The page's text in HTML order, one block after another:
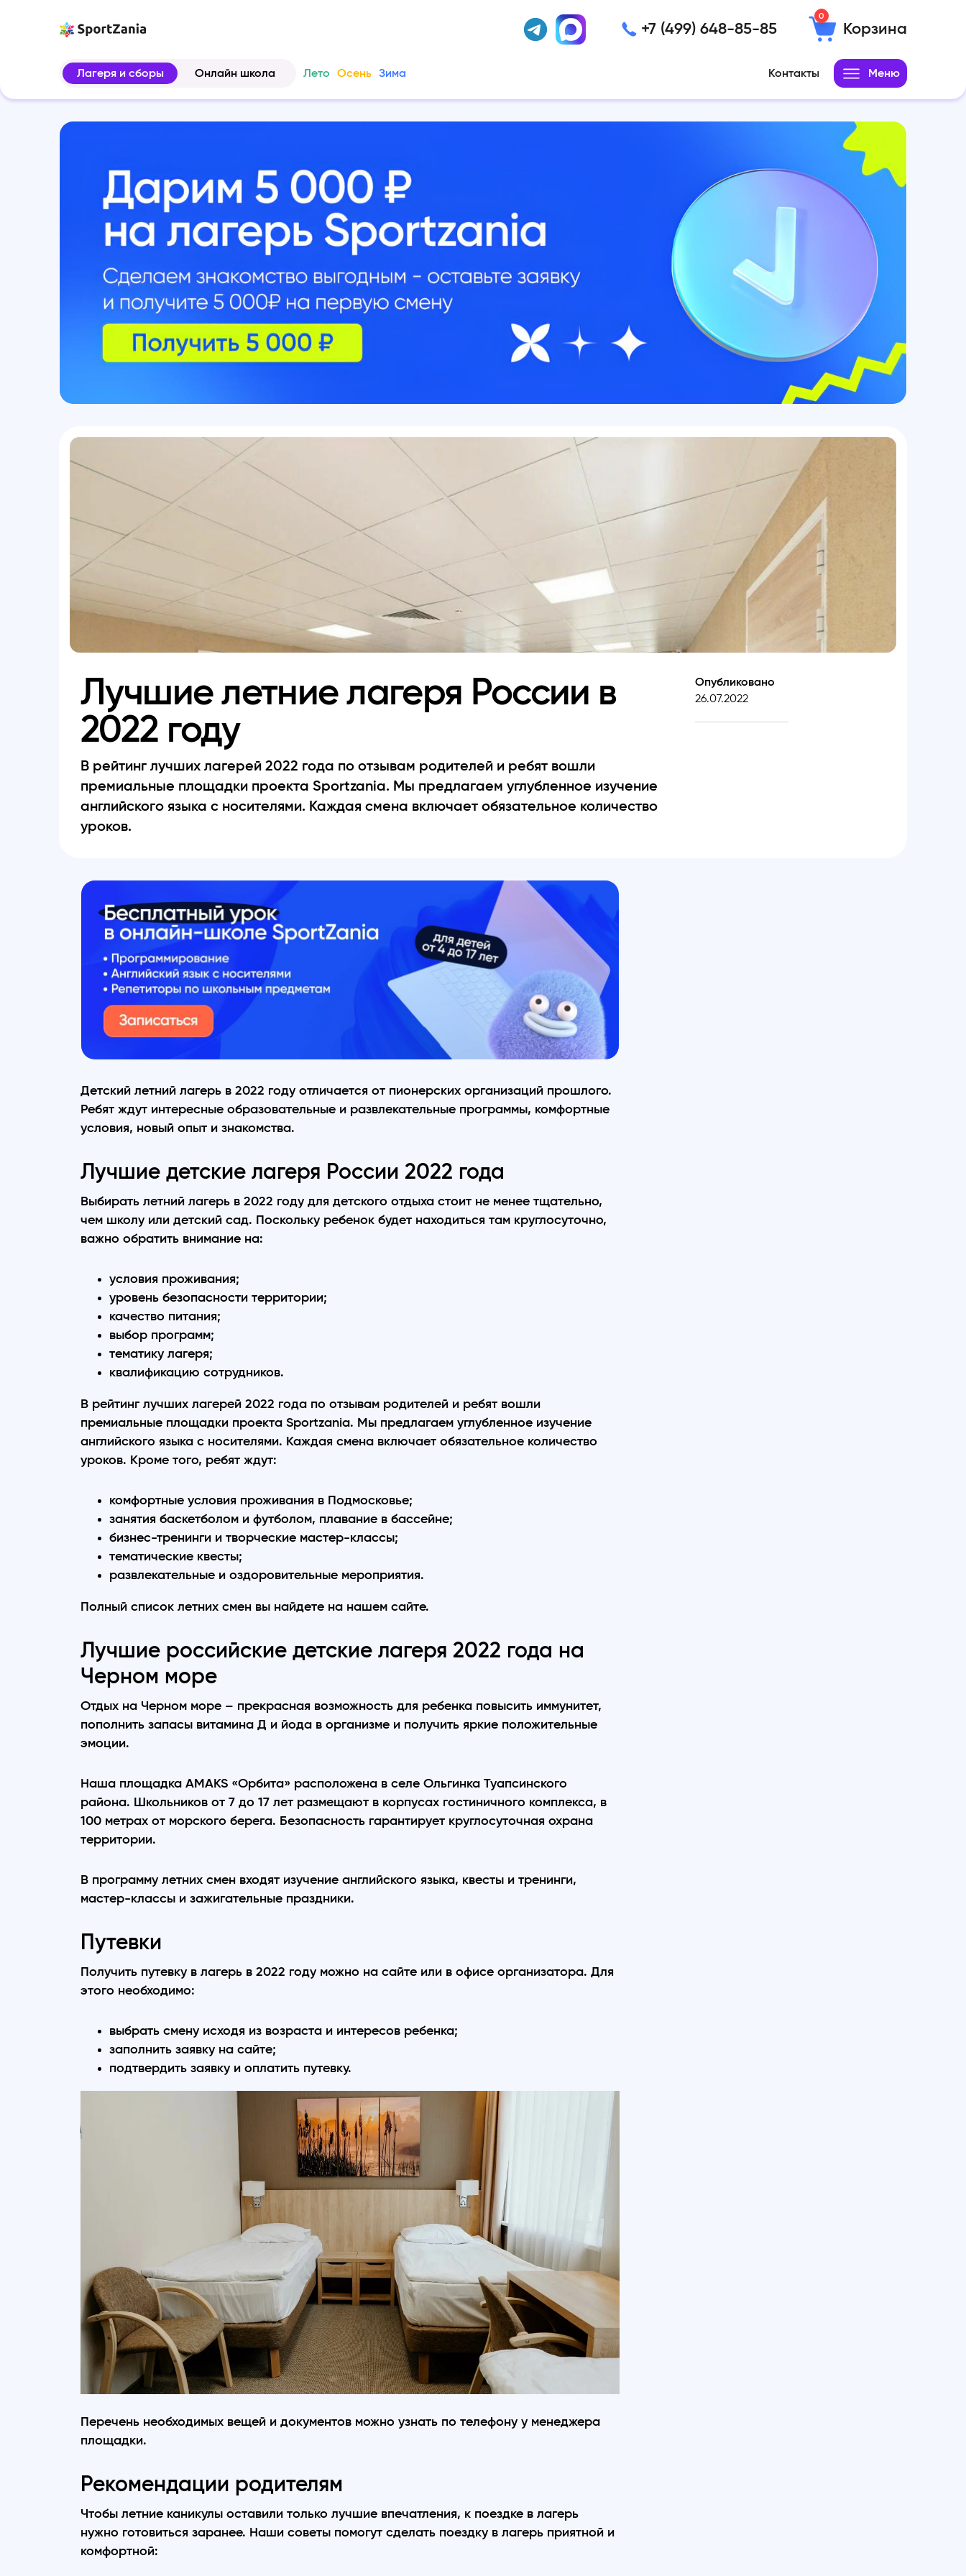
+7 (499) 648-85-85
0
Корзина
Контакты Меню
Лагеря и сборы Онлайн школа Лето Осень Зима
Лучшие летние лагеря России в
2022 году
В рейтинг лучших лагерей 2022 года по отзывам родителей и ребят вошли
премиальные площадки проекта Sportzania. Мы предлагаем углубленное изучение
английского языка с носителями. Каждая смена включает обязательное количество
уроков.
Опубликовано
26.07.2022
Детский летний лагерь в 2022 году отличается от пионерских организаций прошлого.
Ребят ждут интересные образовательные и развлекательные программы, комфортные
условия, новый опыт и знакомства.
Лучшие детские лагеря России 2022 года
Выбирать летний лагерь в 2022 году для детского отдыха стоит не менее тщательно,
чем школу или детский сад. Поскольку ребенок будет находиться там круглосуточно,
важно обратить внимание на:
условия проживания;
уровень безопасности территории;
качество питания;
выбор программ;
тематику лагеря;
квалификацию сотрудников.
В рейтинг лучших лагерей 2022 года по отзывам родителей и ребят вошли
премиальные площадки проекта Sportzania. Мы предлагаем углубленное изучение
английского языка с носителями. Каждая смена включает обязательное количество
уроков. Кроме того, ребят ждут:
комфортные условия проживания в Подмосковье;
занятия баскетболом и футболом, плавание в бассейне;
бизнес-тренинги и творческие мастер-классы;
тематические квесты;
развлекательные и оздоровительные мероприятия.
Полный список летних смен вы найдете на нашем сайте.
Лучшие российские детские лагеря 2022 года на
Черном море
Отдых на Черном море – прекрасная возможность для ребенка повысить иммунитет,
пополнить запасы витамина Д и йода в организме и получить яркие положительные
эмоции.
Наша площадка AMAKS «Орбита» расположена в селе Ольгинка Туапсинского
района. Школьников от 7 до 17 лет размещают в корпусах гостиничного комплекса, в
100 метрах от морского берега. Безопасность гарантирует круглосуточная охрана
территории.
В программу летних смен входят изучение английского языка, квесты и тренинги,
мастер-классы и зажигательные праздники.
Путевки
Получить путевку в лагерь в 2022 году можно на сайте или в офисе организатора. Для
этого необходимо:
выбрать смену исходя из возраста и интересов ребенка;
заполнить заявку на сайте;
подтвердить заявку и оплатить путевку.
Перечень необходимых вещей и документов можно узнать по телефону у менеджера
площадки.
Рекомендации родителям
Чтобы летние каникулы оставили только лучшие впечатления, к поездке в лагерь
нужно готовиться заранее. Наши советы помогут сделать поездку в лагерь приятной и
комфортной: